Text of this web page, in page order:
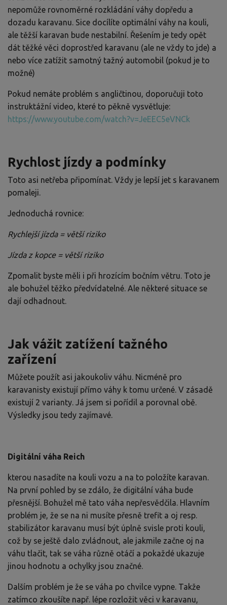
nepomůže rovnoměrné rozkládání váhy dopředu a
dozadu karavanu. Sice docílíte optimální váhy na kouli,
ale těžší karavan bude nestabilní. Řešením je tedy opět
dát těžké věci doprostřed karavanu (ale ne vždy to jde) a
nebo více zatížit samotný tažný automobil (pokud je to
možné)
Pokud nemáte problém s angličtinou, doporučuji toto
instruktážní video, které to pěkně vysvětluje:
https://www.youtube.com/watch?v=JeEEC5eVNCk
Rychlost jízdy a podmínky
Toto asi netřeba připomínat. Vždy je lepší jet s karavanem
pomaleji.
Jednoduchá rovnice:
Rychlejší jízda = větší riziko
Jízda z kopce = větší riziko
Zpomalit byste měli i při hrozícím bočním větru. Toto je
ale bohužel těžko předvídatelné. Ale některé situace se
dají odhadnout.
Jak vážit zatížení tažného
zařízení
Můžete použít asi jakoukoliv váhu. Nicméně pro
karavanisty existují přímo váhy k tomu určené. V zásadě
existují 2 varianty. Já jsem si pořídil a porovnal obě.
Výsledky jsou tedy zajímavé.
Digitální váha Reich
kterou nasadíte na kouli vozu a na to položíte karavan.
Na první pohled by se zdálo, že digitální váha bude
přesnější. Bohužel mě tato váha nepřesvědčila. Hlavním
problém je, že se na ni musíte přesně trefit a oj resp.
stabilizátor karavanu musí být úplně svisle proti kouli,
což by se ještě dalo zvládnout, ale jakmile začne oj na
váhu tlačit, tak se váha různě otáčí a pokaždé ukazuje
jinou hodnotu a ochylky jsou značné.
Dalším problém je že se váha po chvilce vypne. Takže
zatímco zkoušíte např. lépe rozložit věci v karavanu,